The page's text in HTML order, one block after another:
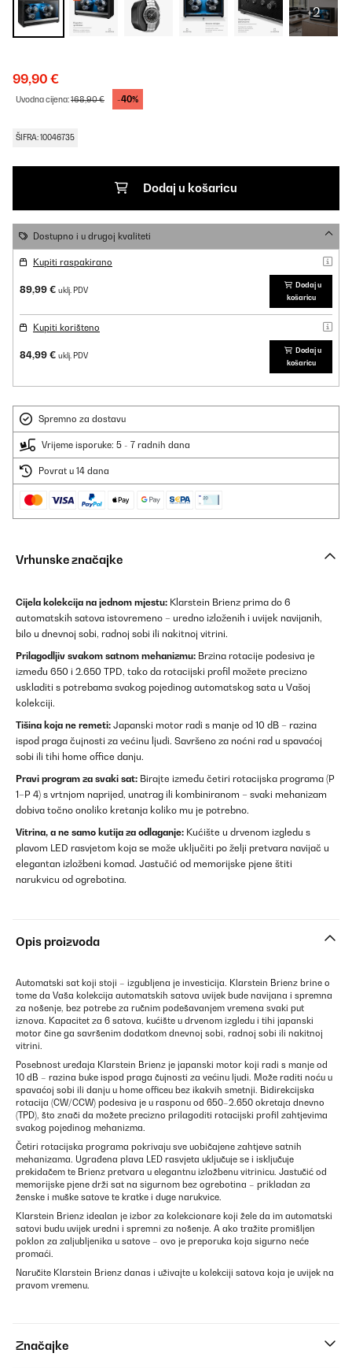
+2
99,90 €
Uvodna cijena:168,90 € -40%
ŠIFRA: 10046735
Dodaj u košaricu
Dostupno i u drugoj kvaliteti
Kupiti raspakirano
89,99 € uklj. PDV
Dodaj u
košaricu
Kupiti korišteno
84,99 € uklj. PDV
Dodaj u
košaricu
Spremno za dostavu
Vrijeme isporuke: 5 - 7 radnih dana
Povrat u 14 dana
Vrhunske značajke
Cijela kolekcija na jednom mjestu: Klarstein Brienz prima do 6
automatskih satova istovremeno – uredno izloženih i uvijek navijanih,
bilo u dnevnoj sobi, radnoj sobi ili nakitnoj vitrini.
Prilagodljiv svakom satnom mehanizmu: Brzina rotacije podesiva je
između 650 i 2.650 TPD, tako da rotacijski profil možete precizno
uskladiti s potrebama svakog pojedinog automatskog sata u Vašoj
kolekciji.
Tišina koja ne remeti: Japanski motor radi s manje od 10 dB – razina
ispod praga čujnosti za većinu ljudi. Savršeno za noćni rad u spavaćoj
sobi ili tihi home office danju.
Pravi program za svaki sat: Birajte između četiri rotacijska programa (P
1–P 4) s vrtnjom naprijed, unatrag ili kombiniranom – svaki mehanizam
dobiva točno onoliko kretanja koliko mu je potrebno.
Vitrina, a ne samo kutija za odlaganje: Kućište u drvenom izgledu s
plavom LED rasvjetom koja se može uključiti po želji pretvara navijač u
elegantan izložbeni komad. Jastučić od memorijske pjene štiti
narukvicu od ogrebotina.
Opis proizvoda
Automatski sat koji stoji – izgubljena je investicija. Klarstein Brienz brine o
tome da Vaša kolekcija automatskih satova uvijek bude navijana i spremna
za nošenje, bez potrebe za ručnim podešavanjem vremena svaki put
iznova. Kapacitet za 6 satova, kućište u drvenom izgledu i tihi japanski
motor čine ga savršenim dodatkom dnevnoj sobi, radnoj sobi ili nakitnoj
vitrini.
Posebnost uređaja Klarstein Brienz je japanski motor koji radi s manje od
10 dB – razina buke ispod praga čujnosti za većinu ljudi. Može raditi noću u
spavaćoj sobi ili danju u home officeu bez ikakvih smetnji. Bidirekcijska
rotacija (CW/CCW) podesiva je u rasponu od 650–2.650 okretaja dnevno
(TPD), što znači da možete precizno prilagoditi rotacijski profil zahtjevima
svakog pojedinog mehanizma.
Četiri rotacijska programa pokrivaju sve uobičajene zahtjeve satnih
mehanizama. Ugrađena plava LED rasvjeta uključuje se i isključuje
prekidačem te Brienz pretvara u elegantnu izložbenu vitrinicu. Jastučić od
memorijske pjene drži sat na sigurnom bez ogrebotina – prikladan za
ženske i muške satove te kratke i duge narukvice.
Klarstein Brienz idealan je izbor za kolekcionare koji žele da im automatski
satovi budu uvijek uredni i spremni za nošenje. A ako tražite promišljen
poklon za zaljubljenika u satove – ovo je preporuka koja sigurno neće
promaći.
Naručite Klarstein Brienz danas i uživajte u kolekciji satova koja je uvijek na
pravom vremenu.
Značajke